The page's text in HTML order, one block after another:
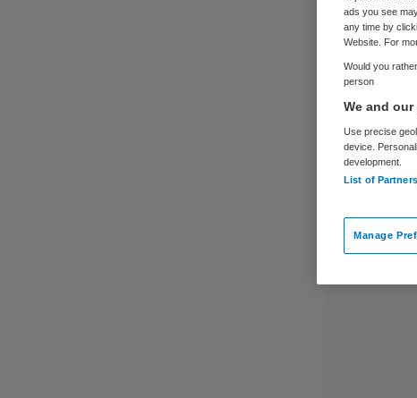
ads you see
any time by
Website. For
Would you
person
We and
Use precise
device.
development.
List of
Manage